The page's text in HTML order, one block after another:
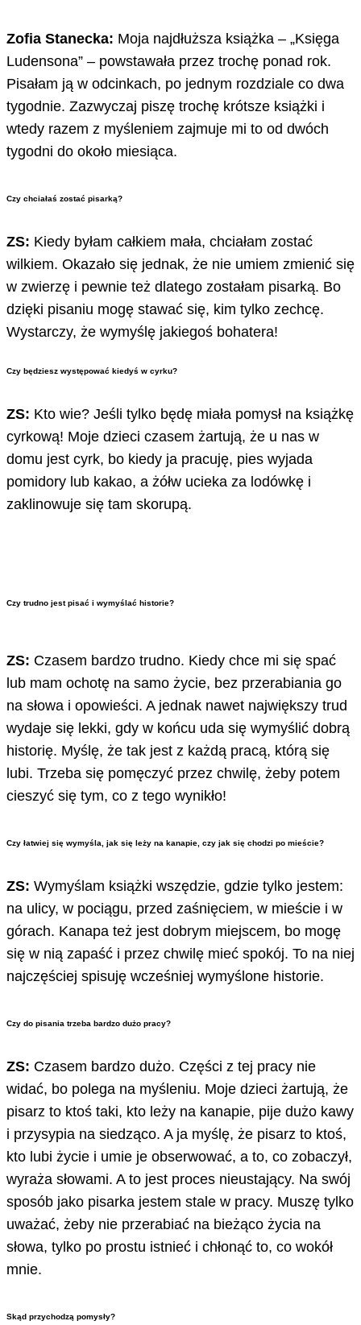
Zofia Stanecka: Moja najdłuższa książka – „Księga
Ludensona” – powstawała przez trochę ponad rok.
Pisałam ją w odcinkach, po jednym rozdziale co dwa
tygodnie. Zazwyczaj piszę trochę krótsze książki i
wtedy razem z myśleniem zajmuje mi to od dwóch
tygodni do około miesiąca.
Czy chciałaś zostać pisarką?
ZS: Kiedy byłam całkiem mała, chciałam zostać
wilkiem. Okazało się jednak, że nie umiem zmienić się
w zwierzę i pewnie też dlatego zostałam pisarką. Bo
dzięki pisaniu mogę stawać się, kim tylko zechcę.
Wystarczy, że wymyślę jakiegoś bohatera!
Czy będziesz występować kiedyś w cyrku?
ZS: Kto wie? Jeśli tylko będę miała pomysł na książkę
cyrkową! Moje dzieci czasem żartują, że u nas w
domu jest cyrk, bo kiedy ja pracuję, pies wyjada
pomidory lub kakao, a żółw ucieka za lodówkę i
zaklinowuje się tam skorupą.
Czy trudno jest pisać i wymyślać historie?
ZS: Czasem bardzo trudno. Kiedy chce mi się spać
lub mam ochotę na samo życie, bez przerabiania go
na słowa i opowieści. A jednak nawet największy trud
wydaje się lekki, gdy w końcu uda się wymyślić dobrą
historię. Myślę, że tak jest z każdą pracą, którą się
lubi. Trzeba się pomęczyć przez chwilę, żeby potem
cieszyć się tym, co z tego wynikło!
Czy łatwiej się wymyśla, jak się leży na kanapie, czy jak się chodzi po mieście?
ZS: Wymyślam książki wszędzie, gdzie tylko jestem:
na ulicy, w pociągu, przed zaśnięciem, w mieście i w
górach. Kanapa też jest dobrym miejscem, bo mogę
się w nią zapaść i przez chwilę mieć spokój. To na niej
najczęściej spisuję wcześniej wymyślone historie.
Czy do pisania trzeba bardzo dużo pracy?
ZS: Czasem bardzo dużo. Części z tej pracy nie
widać, bo polega na myśleniu. Moje dzieci żartują, że
pisarz to ktoś taki, kto leży na kanapie, pije dużo kawy
i przysypia na siedząco. A ja myślę, że pisarz to ktoś,
kto lubi życie i umie je obserwować, a to, co zobaczył,
wyraża słowami. A to jest proces nieustający. Na swój
sposób jako pisarka jestem stale w pracy. Muszę tylko
uważać, żeby nie przerabiać na bieżąco życia na
słowa, tylko po prostu istnieć i chłonąć to, co wokół
mnie.
Skąd przychodzą pomysły?